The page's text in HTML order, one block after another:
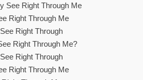
See Right Through Me
Right Through Me
Right Through
Right Through Me?
Right Through
Right Through Me